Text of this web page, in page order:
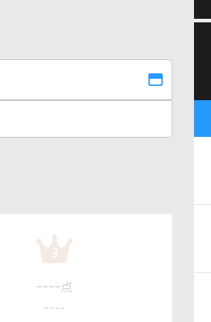
3
---- 点
----